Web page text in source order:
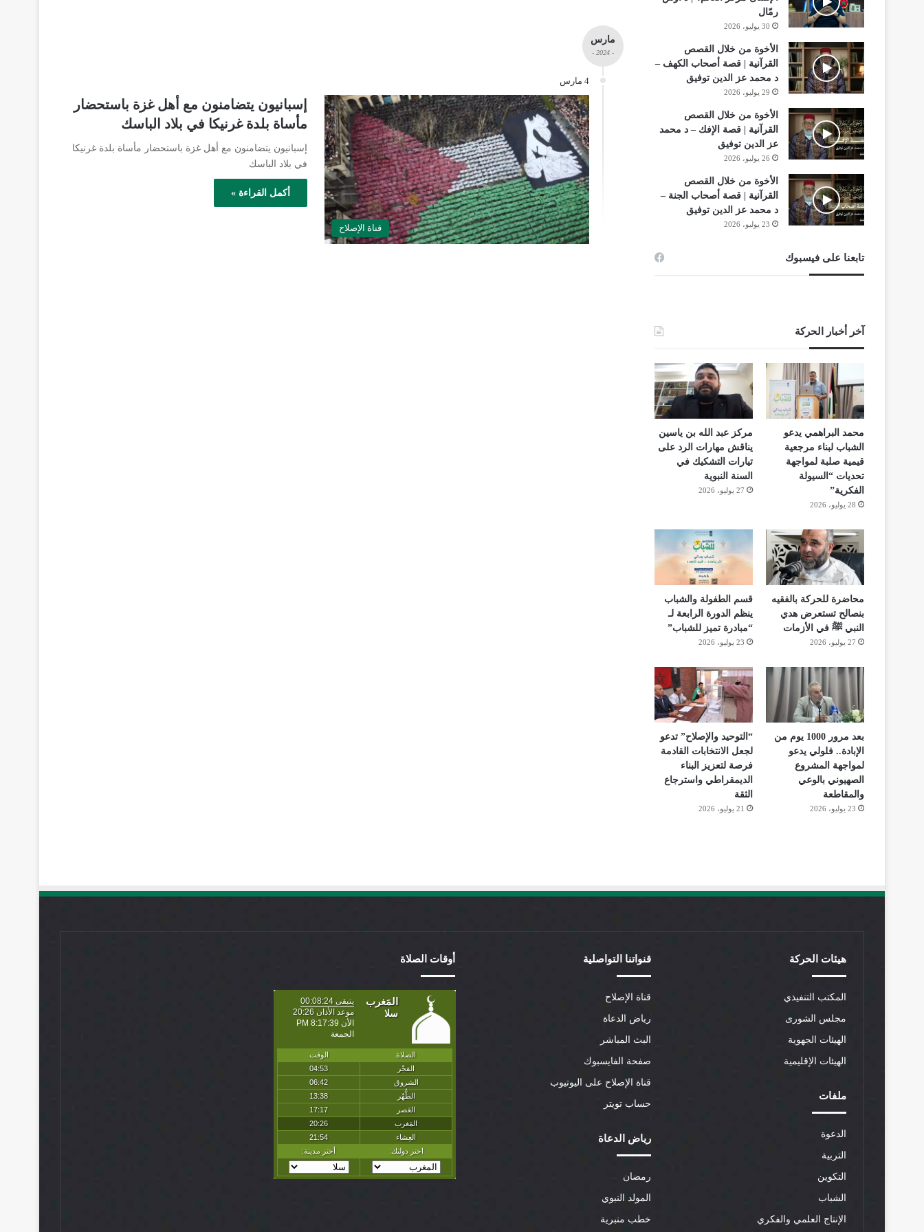
مارس
- 2024 -
4 مارس
قناة الإصلاح
إسبانيون يتضامنون مع أهل غزة باستحضار
مأساة بلدة غرنيكا في بلاد الباسك
إسبانيون يتضامنون مع أهل غزة باستحضار مأساة بلدة غرنيكا
في بلاد الباسك
أكمل القراءة »
رمّال
30 يوليو، 2026
الأخوة من خلال القصص
القرآنية | قصة أصحاب الكهف –
د محمد عز الدين توفيق
29 يوليو، 2026
الأخوة من خلال القصص
القرآنية | قصة الإفك – د محمد
عز الدين توفيق
26 يوليو، 2026
الأخوة من خلال القصص
القرآنية | قصة أصحاب الجنة –
د محمد عز الدين توفيق
23 يوليو، 2026
تابعنا على فيسبوك
آخر أخبار الحركة
محمد البراهمي يدعو
الشباب لبناء مرجعية
قيمية صلبة لمواجهة
تحديات “السيولة
الفكرية”
28 يوليو، 2026
مركز عبد الله بن ياسين
يناقش مهارات الرد على
تيارات التشكيك في
السنة النبوية
27 يوليو، 2026
محاضرة للحركة بالفقيه
بنصالح تستعرض هدي
النبي ﷺ في الأزمات
27 يوليو، 2026
قسم الطفولة والشباب
ينظم الدورة الرابعة لـ
“مبادرة تميز للشباب”
23 يوليو، 2026
بعد مرور 1000 يوم من
الإبادة.. فلولي يدعو
لمواجهة المشروع
الصهيوني بالوعي
والمقاطعة
23 يوليو، 2026
“التوحيد والإصلاح” تدعو
لجعل الانتخابات القادمة
فرصة لتعزيز البناء
الديمقراطي واسترجاع
الثقة
21 يوليو، 2026
هيئات الحركة
المكتب التنفيذي
مجلس الشورى
الهيئات الجهوية
الهيئات الإقليمية
ملفات
الدعوة
التربية
التكوين
الشباب
الإنتاج العلمي والفكري
قنواتنا التواصلية
قناة الإصلاح
رياض الدعاة
البث المباشر
صفحة الفايسبوك
قناة الإصلاح على اليوتيوب
حساب تويتر
رياض الدعاة
رمضان
المولد النبوي
خطب منبرية
أوقات الصلاة